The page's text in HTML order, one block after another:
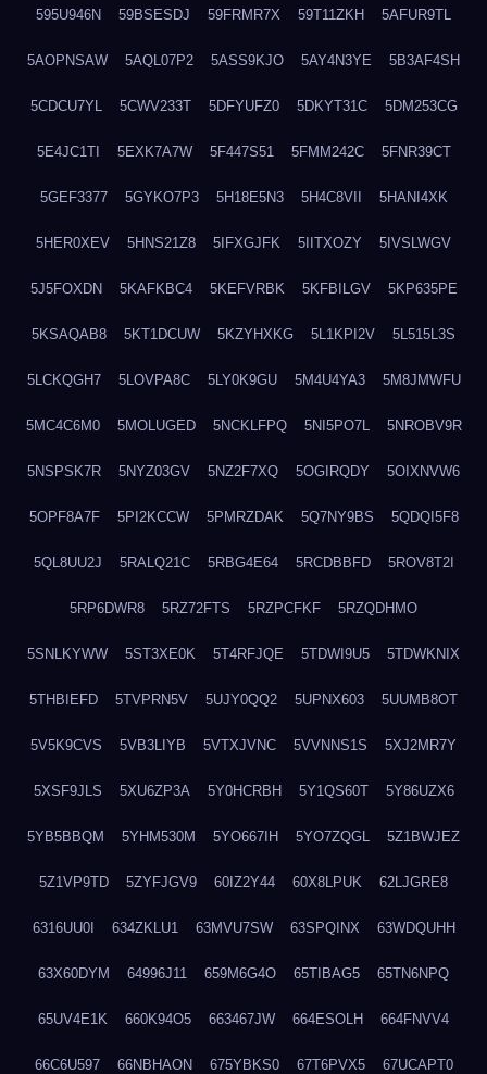
595U946N 59BSESDJ 59FRMR7X 59T11ZKH 5AFUR9TL
5AOPNSAW 5AQL07P2 5ASS9KJO 5AY4N3YE 5B3AF4SH
5CDCU7YL 5CWV233T 5DFYUFZ0 5DKYT31C 5DM253CG
5E4JC1TI 5EXK7A7W 5F447S51 5FMM242C 5FNR39CT
5GEF3377 5GYKO7P3 5H18E5N3 5H4C8VII 5HANI4XK
5HER0XEV 5HNS21Z8 5IFXGJFK 5IITXOZY 5IVSLWGV
5J5FOXDN 5KAFKBC4 5KEFVRBK 5KFBILGV 5KP635PE
5KSAQAB8 5KT1DCUW 5KZYHXKG 5L1KPI2V 5L515L3S
5LCKQGH7 5LOVPA8C 5LY0K9GU 5M4U4YA3 5M8JMWFU
5MC4C6M0 5MOLUGED 5NCKLFPQ 5NI5PO7L 5NROBV9R
5NSPSK7R 5NYZ03GV 5NZ2F7XQ 5OGIRQDY 5OIXNVW6
5OPF8A7F 5PI2KCCW 5PMRZDAK 5Q7NY9BS 5QDQI5F8
5QL8UU2J 5RALQ21C 5RBG4E64 5RCDBBFD 5ROV8T2I
5RP6DWR8 5RZ72FTS 5RZPCFKF 5RZQDHMO
5SNLKYWW 5ST3XE0K 5T4RFJQE 5TDWI9U5 5TDWKNIX
5THBIEFD 5TVPRN5V 5UJY0QQ2 5UPNX603 5UUMB8OT
5V5K9CVS 5VB3LIYB 5VTXJVNC 5VVNNS1S 5XJ2MR7Y
5XSF9JLS 5XU6ZP3A 5Y0HCRBH 5Y1QS60T 5Y86UZX6
5YB5BBQM 5YHM530M 5YO667IH 5YO7ZQGL 5Z1BWJEZ
5Z1VP9TD 5ZYFJGV9 60IZ2Y44 60X8LPUK 62LJGRE8
6316UU0I 634ZKLU1 63MVU7SW 63SPQINX 63WDQUHH
63X60DYM 64996J11 659M6G4O 65TIBAG5 65TN6NPQ
65UV4E1K 660K94O5 663467JW 664ESOLH 664FNVV4
66C6U597 66NBHAON 675YBKS0 67T6PVX5 67UCAPT0